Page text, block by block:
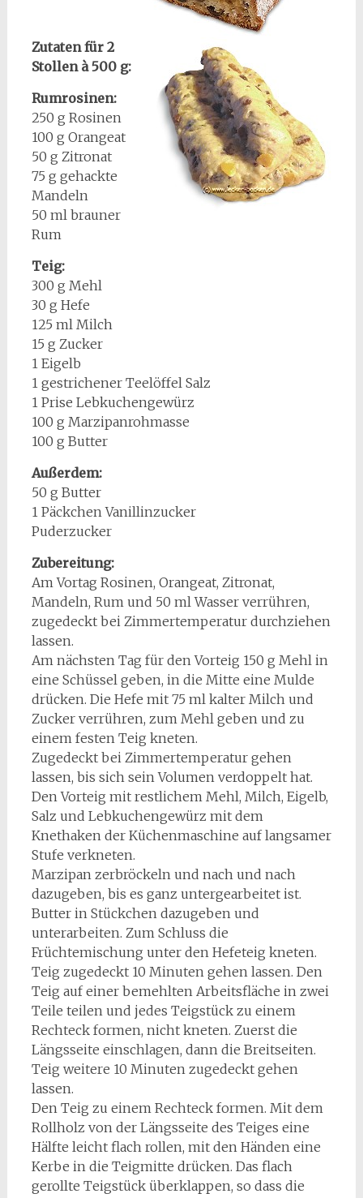
Zutaten für 2
Stollen à 500 g:
Rumrosinen:
250 g Rosinen
100 g Orangeat
50 g Zitronat
75 g gehackte
Mandeln
50 ml brauner
Rum
Teig:
300 g Mehl
30 g Hefe
125 ml Milch
15 g Zucker
1 Eigelb
1 gestrichener Teelöffel Salz
1 Prise Lebkuchengewürz
100 g Marzipanrohmasse
100 g Butter
Außerdem:
50 g Butter
1 Päckchen Vanillinzucker
Puderzucker
Zubereitung:
Am Vortag Rosinen, Orangeat, Zitronat,
Mandeln, Rum und 50 ml Wasser verrühren,
zugedeckt bei Zimmertemperatur durchziehen
lassen.
Am nächsten Tag für den Vorteig 150 g Mehl in
eine Schüssel geben, in die Mitte eine Mulde
drücken. Die Hefe mit 75 ml kalter Milch und
Zucker verrühren, zum Mehl geben und zu
einem festen Teig kneten.
Zugedeckt bei Zimmertemperatur gehen
lassen, bis sich sein Volumen verdoppelt hat.
Den Vorteig mit restlichem Mehl, Milch, Eigelb,
Salz und Lebkuchengewürz mit dem
Knethaken der Küchenmaschine auf langsamer
Stufe verkneten.
Marzipan zerbröckeln und nach und nach
dazugeben, bis es ganz untergearbeitet ist.
Butter in Stückchen dazugeben und
unterarbeiten. Zum Schluss die
Früchtemischung unter den Hefeteig kneten.
Teig zugedeckt 10 Minuten gehen lassen. Den
Teig auf einer bemehlten Arbeitsfläche in zwei
Teile teilen und jedes Teigstück zu einem
Rechteck formen, nicht kneten. Zuerst die
Längsseite einschlagen, dann die Breitseiten.
Teig weitere 10 Minuten zugedeckt gehen
lassen.
Den Teig zu einem Rechteck formen. Mit dem
Rollholz von der Längsseite des Teiges eine
Hälfte leicht flach rollen, mit den Händen eine
Kerbe in die Teigmitte drücken. Das flach
gerollte Teigstück überklappen, so dass die